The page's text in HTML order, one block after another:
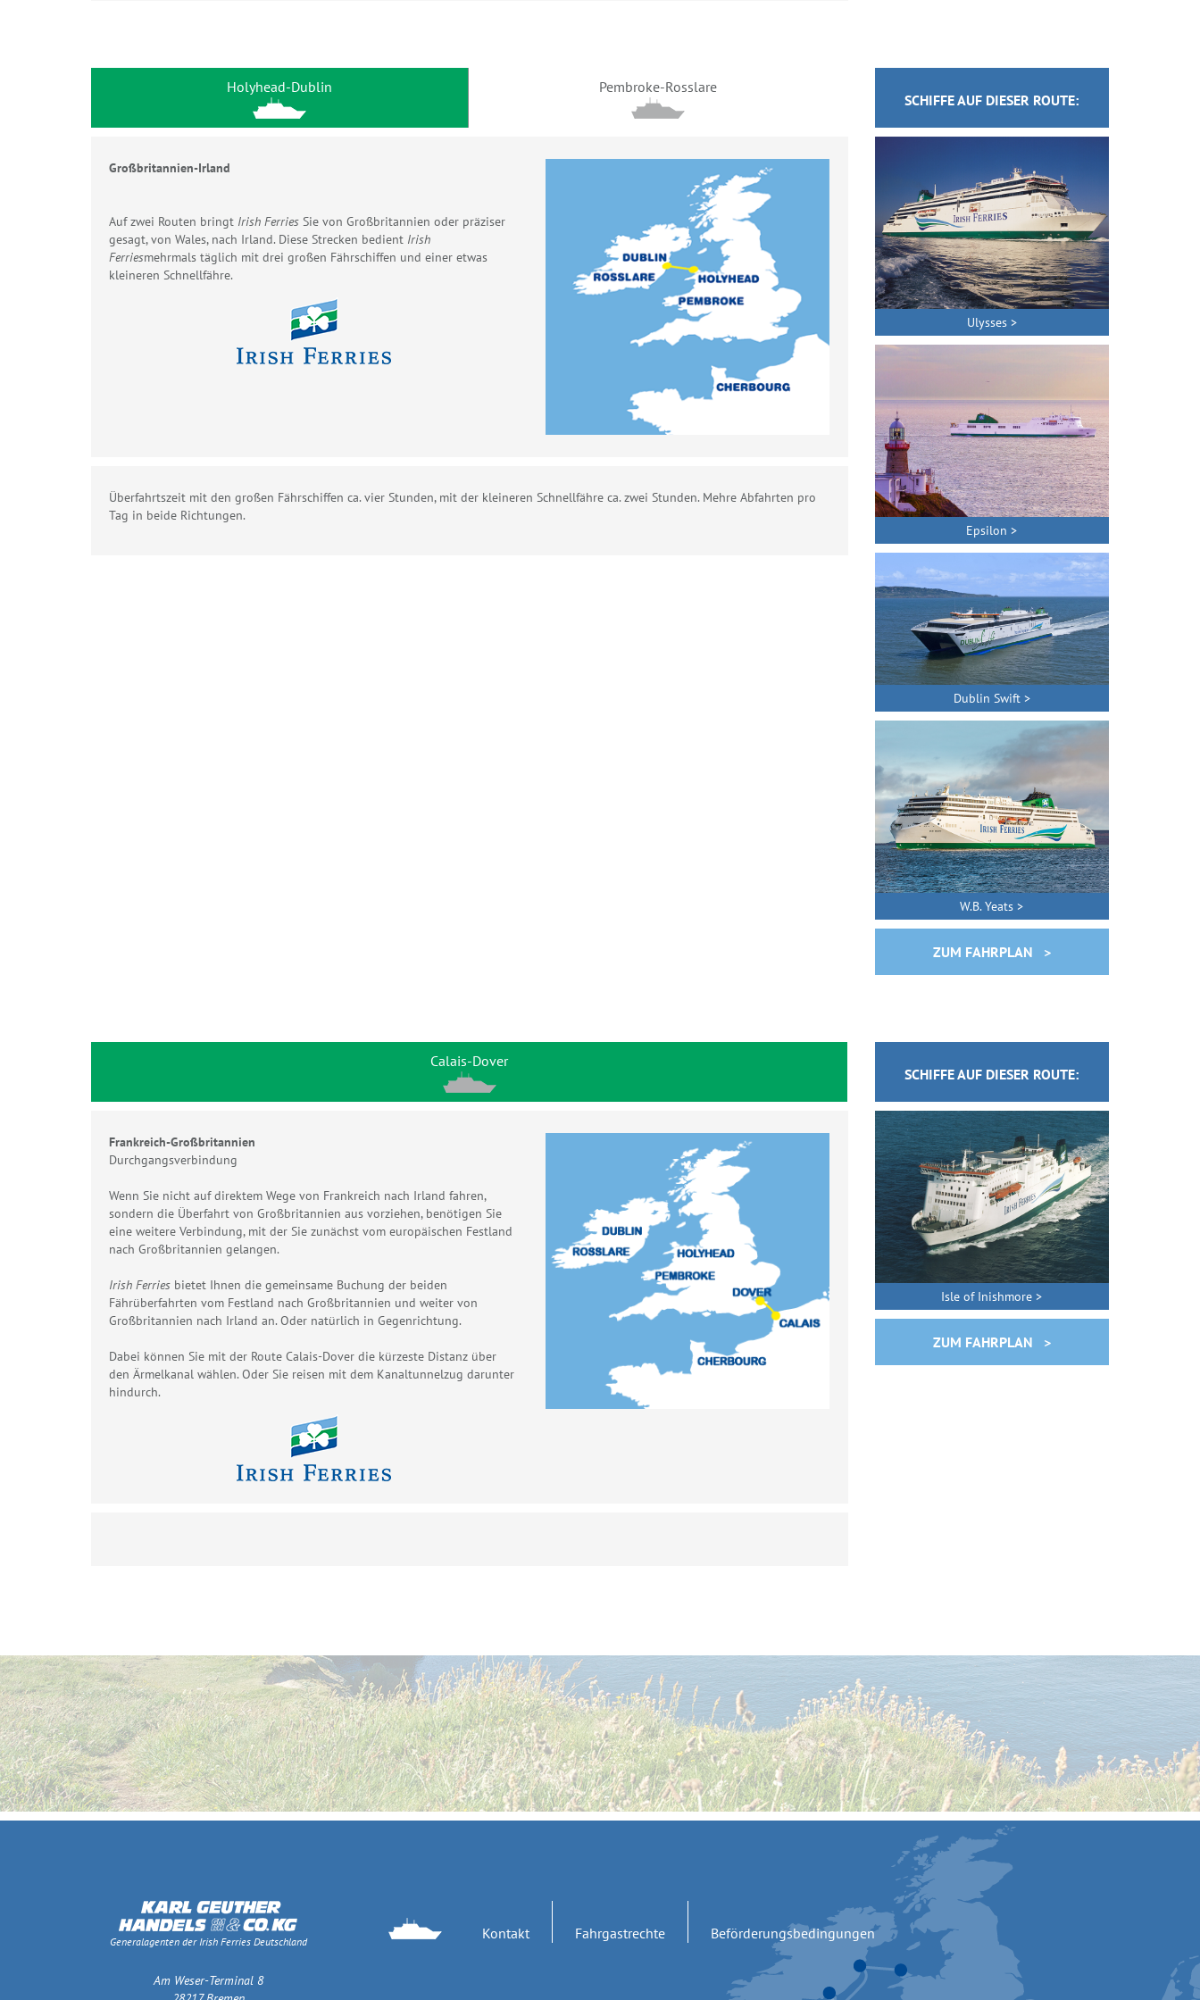
Holyhead-Dublin Pembroke-Rosslare
Großbritannien-Irland
Auf zwei Routen bringt Irish Ferries Sie von Großbritannien oder präziser
gesagt, von Wales, nach Irland. Diese Strecken bedient Irish
Ferriesmehrmals täglich mit drei großen Fährschiffen und einer etwas
kleineren Schnellfähre.
Überfahrtszeit mit den großen Fährschiffen ca. vier Stunden, mit der kleineren Schnellfähre ca. zwei Stunden. Mehre Abfahrten pro
Tag in beide Richtungen.
SCHIFFE AUF DIESER ROUTE:
Ulysses >
Epsilon >
Dublin Swift >
W.B. Yeats >
ZUM FAHRPLAN >
Calais-Dover
Frankreich-Großbritannien
Durchgangsverbindung
Wenn Sie nicht auf direktem Wege von Frankreich nach Irland fahren,
sondern die Überfahrt von Großbritannien aus vorziehen, benötigen Sie
eine weitere Verbindung, mit der Sie zunächst vom europäischen Festland
nach Großbritannien gelangen.
Irish Ferries bietet Ihnen die gemeinsame Buchung der beiden
Fährüberfahrten vom Festland nach Großbritannien und weiter von
Großbritannien nach Irland an. Oder natürlich in Gegenrichtung.
Dabei können Sie mit der Route Calais-Dover die kürzeste Distanz über
den Ärmelkanal wählen. Oder Sie reisen mit dem Kanaltunnelzug darunter
hindurch.
SCHIFFE AUF DIESER ROUTE:
Isle of Inishmore >
ZUM FAHRPLAN >
Generalagenten der Irish Ferries Deutschland
Am Weser-Terminal 8
Kontakt Fahrgastrechte Beförderungsbedingungen